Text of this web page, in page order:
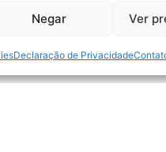
Negar Ver
Declaração de Privacidade
>>> Caixa de Assistência aos
(CAMARJ)